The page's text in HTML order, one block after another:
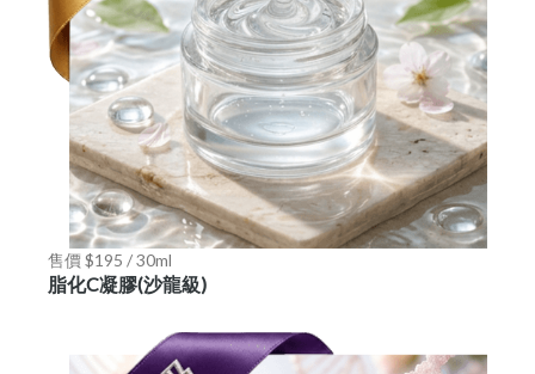
售價 $195 / 30ml
脂化C凝膠(沙龍級)